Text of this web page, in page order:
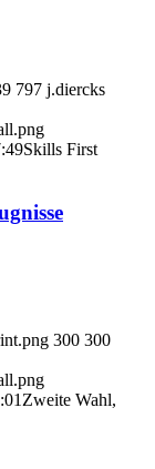
797 j.diercks
Skills First
300 300
Zweite Wahl,